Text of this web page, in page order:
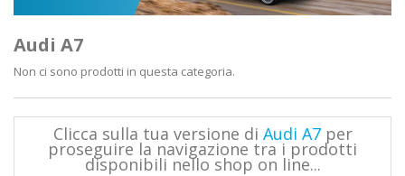
Audi A7
Non ci sono prodotti in questa categoria.
Clicca sulla tua versione di Audi A7per
proseguire la navigazione tra i prodotti
disponibili nello shop on line...